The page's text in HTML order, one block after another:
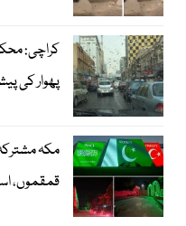
کراچی:
پھوار کی
مکہ مشترکہ
قمقموں،